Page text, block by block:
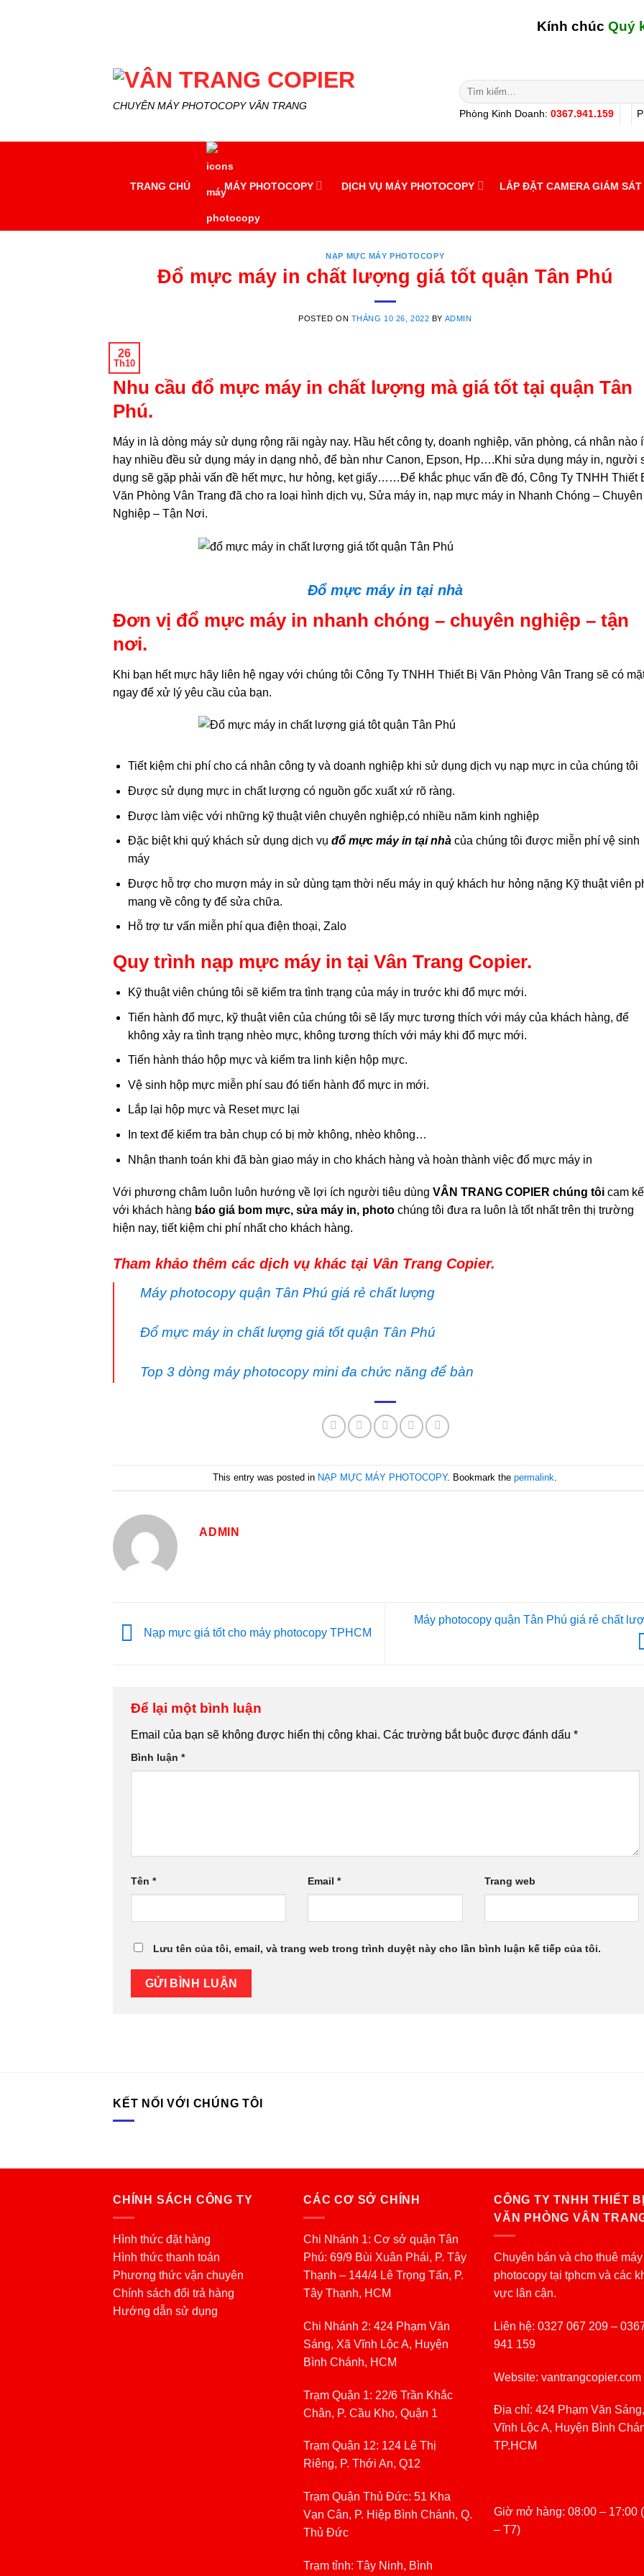
Kính chúcQuý
CHUYÊN MÁY PHOTOCOPY VÂN TRANG
Tìm
kiếm:
Phòng Kinh Doanh: 0367.941.159
TRANG CHỦ MÁY PHOTOCOPY DỊCH VỤ MÁY PHOTOCOPY LẮP ĐẶT CAMERA GIÁM SÁT
NẠP MỰC MÁY PHOTOCOPY
Đổ mực máy in chất lượng giá tốt quận Tân Phú
POSTED ON THÁNG 10 26, 2022 BY ADMIN
26
Th10
Nhu cầu đổ mực máy in chất lượng mà giá tốt tại quận Tân
Phú.
Máy in là dòng máy sử dụng rộng rãi ngày nay. Hầu hết công ty, doanh nghiệp, văn phòng, cá nhân nào
hay nhiều đều sử dụng máy in dạng nhỏ, để bàn như Canon, Epson, Hp….Khi sửa dụng máy in, người
dụng sẽ gặp phải vấn đề hết mực, hư hỏng, kẹt giấy……Để khắc phục vấn đề đó, Công Ty TNHH Thiết
Văn Phòng Vân Trang đã cho ra loại hình dịch vụ, Sửa máy in, nạp mực máy in Nhanh Chóng – Chuyên
Nghiệp – Tận Nơi.
Đổ mực máy in tại nhà
Đơn vị đổ mực máy in nhanh chóng – chuyên nghiệp – tận
nơi.
Khi bạn hết mực hãy liên hệ ngay với chúng tôi Công Ty TNHH Thiết Bị Văn Phòng Vân Trang sẽ có
ngay để xử lý yêu cầu của bạn.
Tiết kiệm chi phí cho cá nhân công ty và doanh nghiệp khi sử dụng dịch vụ nạp mực in của chúng tôi
Được sử dụng mực in chất lượng có nguồn gốc xuất xứ rõ ràng.
Được làm việc với những kỹ thuật viên chuyên nghiệp,có nhiều năm kinh nghiệp
Đặc biệt khi quý khách sử dụng dịch vụ đổ mực máy in tại nhàcủa chúng tôi được miễn phí vệ sinh
máy
Được hỗ trợ cho mượn máy in sử dùng tạm thời nếu máy in quý khách hư hỏng nặng Kỹ thuật viên
mang về công ty để sửa chữa.
Hỗ trợ tư vấn miễn phí qua điện thoại, Zalo
Quy trình nạp mực máy in tại Vân Trang Copier.
Kỹ thuật viên chúng tôi sẽ kiểm tra tình trạng của máy in trước khi đổ mực mới.
Tiến hành đổ mực, kỹ thuật viên của chúng tôi sẽ lấy mực tương thích với máy của khách hàng, để
không xảy ra tình trạng nhèo mực, không tương thích với máy khi đổ mực mới.
Tiến hành tháo hộp mực và kiểm tra linh kiện hộp mực.
Vệ sinh hộp mực miễn phí sau đó tiến hành đổ mực in mới.
Lắp lại hộp mực và Reset mực lại
In text để kiểm tra bản chụp có bị mờ không, nhèo không…
Nhận thanh toán khi đã bàn giao máy in cho khách hàng và hoàn thành việc đổ mực máy in
Với phương châm luôn luôn hướng về lợi ích người tiêu dùng VÂN TRANG COPIER chúng tôi cam
với khách hàng báo giá bom mực, sửa máy in, photo chúng tôi đưa ra luôn là tốt nhất trên thị trường
hiện nay, tiết kiệm chi phí nhất cho khách hàng.
Tham khảo thêm các dịch vụ khác tại Vân Trang Copier.
Máy photocopy quận Tân Phú giá rẻ chất lượng
Đổ mực máy in chất lượng giá tốt quận Tân Phú
Top 3 dòng máy photocopy mini đa chức năng để bàn
This entry was posted in NẠP MỰC MÁY PHOTOCOPY. Bookmark thepermalink
ADMIN
Nạp mực giá tốt cho máy photocopy TPHCM
Máy photocopy quận Tân Phú giá rẻ chất
Để lại một bình luận
Email của bạn sẽ không được hiển thị công khai. Các trường bắt buộc được đánh dấu *
Bình luận *
Tên * Email * Trang web
Lưu tên của tôi, email, và trang web trong trình duyệt này cho lần bình luận kế tiếp của tôi.
KẾT NỐI VỚI CHÚNG TÔI
CHÍNH SÁCH CÔNG TY
Hình thức đặt hàng
Hình thức thanh toán
Phương thức vận chuyên
Chính sách đổi trả hàng
Hướng dẫn sử dụng
CÁC CƠ SỞ CHÍNH
Chi Nhánh 1: Cơ sở quận Tân
Phú: 69/9 Bùi Xuân Phái, P. Tây
Thạnh – 144/4 Lê Trọng Tấn, P.
Tây Thạnh, HCM
Chi Nhánh 2: 424 Phạm Văn
Sáng, Xã Vĩnh Lộc A, Huyện
Bình Chánh, HCM
Trạm Quận 1: 22/6 Trần Khắc
Chân, P. Cầu Kho, Quận 1
Trạm Quận 12: 124 Lê Thị
Riêng, P. Thới An, Q12
Trạm Quận Thủ Đức: 51 Kha
Vạn Cân, P. Hiệp Bình Chánh, Q.
Thủ Đức
Trạm tỉnh: Tây Ninh, Bình
CÔNG TY TNHH THIẾT
VĂN PHÒNG VÂN
Chuyên bán và cho thuê máy
photocopy tại tphcm và các
vực lân cận.
Liên hệ: 0327 067 209 –
941 159
Website: vantrangcopier.com
Địa chỉ: 424 Phạm Văn
Vĩnh Lộc A, Huyện Bình
TP.HCM
Giờ mở hàng: 08:00 – 17:00
– T7)